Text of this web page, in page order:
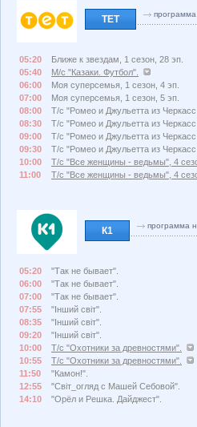
ТЕТ
05:20
Ближе к звездам, 1 сезон, 28 эп.
05:40
М/с "Казаки. Футбол".
06:00
Моя суперсемья, 1 сезон, 4 эп.
07:00
Моя суперсемья, 1 сезон, 5 эп.
08:00
Т/с "Ромео и Джульетта из Черкасс
08:30
Т/с "Ромео и Джульетта из Черкасс
09:00
Т/с "Ромео и Джульетта из Черкасс
09:30
Т/с "Ромео и Джульетта из Черкасс
10:00
Т/с "Все женщины - ведьмы", 4
11:00
Т/с "Все женщины - ведьмы", 4
К1 программа
05:20
"Так не бывает".
06:00
"Так не бывает".
07:00
"Так не бывает".
07:55
"Інший світ".
08:35
"Інший світ".
09:20
"Інший світ".
10:00
Т/с "Охотники за древностями".
10:55
Т/с "Охотники за древностями".
11:50
"Камон!".
12:55
"Світ_огляд с Машей Себовой".
14:10
"Орёл и Решка. Дайджест".